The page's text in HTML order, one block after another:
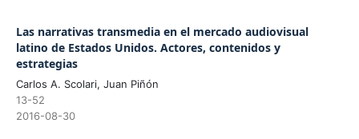
Las narrativas transmedia en el mercado audiovisual
latino de Estados Unidos. Actores, contenidos y
estrategias
Carlos A. Scolari, Juan Piñón
13-52
2016-08-30